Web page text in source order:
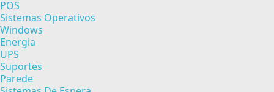
POS
Sistemas Operativos
Windows
Energia
UPS
Suportes
Parede